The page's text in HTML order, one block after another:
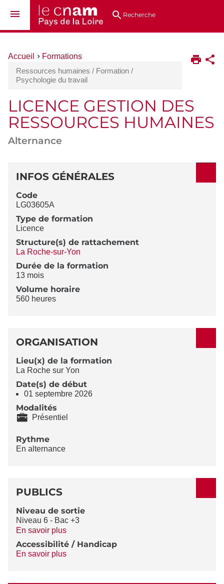
au
directsRecherche
Vous
ici :
Accueil
Formations
Ressources humaines / Formation /
Psychologie du travail
LICENCE GESTION DES
RESSOURCES HUMAINES
Alternance
DÉTAILS
INFOS GÉNÉRALES
Code
LG03605A
Type de formation
Licence
Structure(s) de rattachement
La Roche-sur-Yon
Durée de la formation
13 mois
Volume horaire
560 heures
ORGANISATION
Lieu(x) de la formation
La Roche sur Yon
Date(s) de début
01 septembre 2026
Modalités
Présentiel
Rythme
En alternance
PUBLICS
Niveau de sortie
Niveau 6 - Bac +3
En savoir plus
Accessibilité / Handicap
En savoir plus